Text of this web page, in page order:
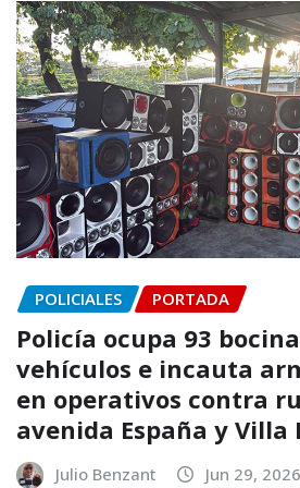
POLICIALES PORTADA
Policía ocupa 93
vehículos e incauta
en operativos contra
avenida España y Villa
Julio Benzant Jun 29, 2026